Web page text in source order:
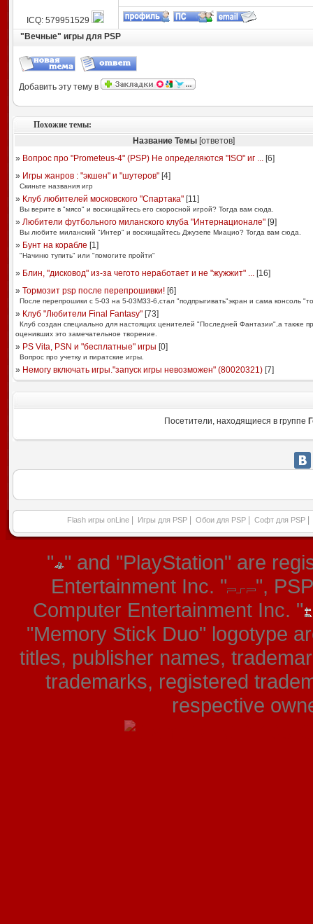
ICQ: 579951529
"Вечные" игры для PSP
Добавить эту тему в
Похожие темы:
Название Темы[ответов]
» Вопрос про "Prometeus-4" (PSP) Не определяются "ISO" иг ...[6]
» Игры жанров : "экшен" и "шутеров"[4]
Скиньте названия игр
» Клуб любителей московского "Спартака"[11]
Вы верите в "мясо" и восхищайтесь его скоросной игрой? Тогда вам сюда.
» Любители футбольного миланского клуба "Интернационале"[9]
Вы любите миланский "Интер" и восхищайтесь Джузепе Миацио? Тогда вам сюда.
» Бунт на корабле [1]
"Начиню тупить" или "помогите пройти"
» Блин, "дисковод" из-за чегото неработает и не "жужжит" ...[16]
» Тормозит psp после перепрошивки![6]
После перепрошики с 5-03 на 5-03М33-6,стал "подпрыгивать"экран и сама консоль
» Клуб "Любители Final Fantasy"[73]
Клуб создан специально для настоящих ценителей "Последней Фантазии",а также
оценивших это замечательное творение.
» PS Vita, PSN и "бесплатные" игры [0]
Вопрос про учетку и пиратские игры.
» Немогу включать игры."запуск игры невозможен" (80020321)[7]
Посетители, находящиеся в группе
Flash игры onLine Игры для PSP Обои для PSP Софт для PSP
" " and "PlayStation" are
Entertainment Inc. "
",
Computer Entertainment Inc. "
"Memory Stick Duo" logotype
titles, publisher names,
trademarks, registered
respective